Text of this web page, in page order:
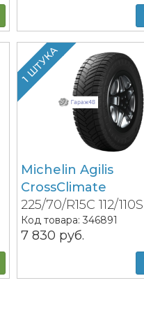
1 ШТУКА
Michelin Agilis
CrossClimate
225/70/R15C 112/110S
Код товара:346891
7 830 руб.